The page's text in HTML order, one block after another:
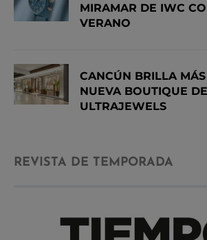
MIRAMAR DE IWC
VERANO
CANCÚN BRILLA
NUEVA BOUTIQUE
ULTRAJEWELS
REVISTA DE TEMPORADA